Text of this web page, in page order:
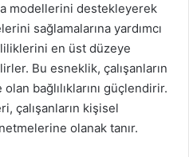
modellerini destekleyerek
sağlamalarına yardımcı
en üst düzeye
Bu esneklik, çalışanların
bağlılıklarını güçlendirir.
çalışanların kişisel
olanak tanır.